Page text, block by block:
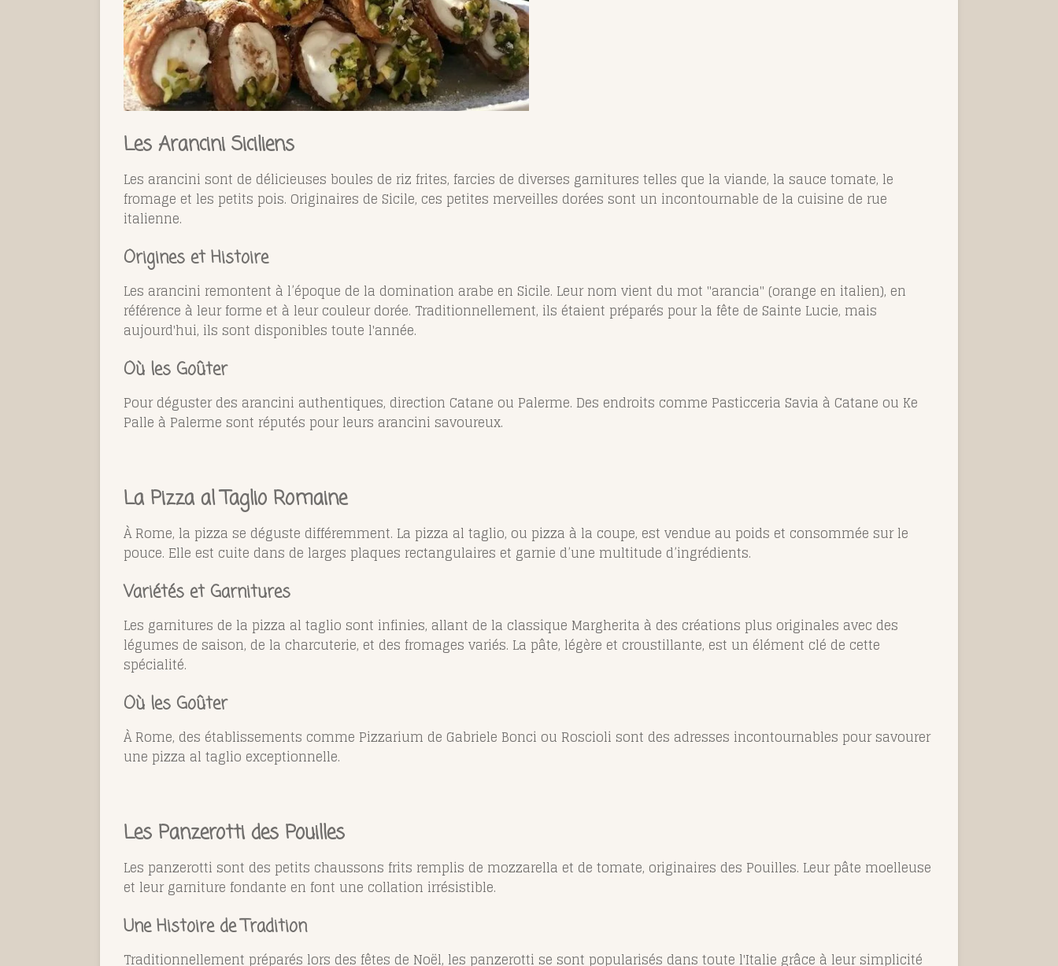
Les Arancini Siciliens
Les arancini sont de délicieuses boules de riz frites, farcies de diverses garnitures telles que la viande, la sauce tomate, le
fromage et les petits pois. Originaires de Sicile, ces petites merveilles dorées sont un incontournable de la cuisine de rue
italienne.
Origines et Histoire
Les arancini remontent à l’époque de la domination arabe en Sicile. Leur nom vient du mot "arancia" (orange en italien), en
référence à leur forme et à leur couleur dorée. Traditionnellement, ils étaient préparés pour la fête de Sainte Lucie, mais
aujourd'hui, ils sont disponibles toute l'année.
Où les Goûter
Pour déguster des arancini authentiques, direction Catane ou Palerme. Des endroits comme Pasticceria Savia à Catane ou Ke
Palle à Palerme sont réputés pour leurs arancini savoureux.
La Pizza al Taglio Romaine
À Rome, la pizza se déguste différemment. La pizza al taglio, ou pizza à la coupe, est vendue au poids et consommée sur le
pouce. Elle est cuite dans de larges plaques rectangulaires et garnie d’une multitude d’ingrédients.
Variétés et Garnitures
Les garnitures de la pizza al taglio sont infinies, allant de la classique Margherita à des créations plus originales avec des
légumes de saison, de la charcuterie, et des fromages variés. La pâte, légère et croustillante, est un élément clé de cette
spécialité.
Où les Goûter
À Rome, des établissements comme Pizzarium de Gabriele Bonci ou Roscioli sont des adresses incontournables pour savourer
une pizza al taglio exceptionnelle.
Les Panzerotti des Pouilles
Les panzerotti sont des petits chaussons frits remplis de mozzarella et de tomate, originaires des Pouilles. Leur pâte moelleuse
et leur garniture fondante en font une collation irrésistible.
Une Histoire de Tradition
Traditionnellement préparés lors des fêtes de Noël, les panzerotti se sont popularisés dans toute l'Italie grâce à leur simplicité